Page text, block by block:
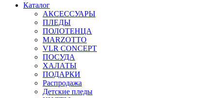
Каталог
АКСЕССУАРЫ
ПЛЕДЫ
ПОЛОТЕНЦА
MARZOTTO
VLR CONCEPT
ПОСУДА
ХАЛАТЫ
ПОДАРКИ
Распродажа
Детские пледы